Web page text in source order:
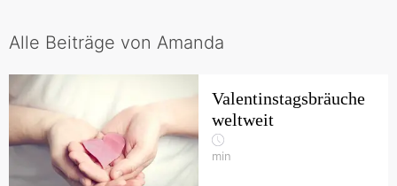
Alle Beiträge von Amanda
Valentinstagsbräuche
weltweit
min